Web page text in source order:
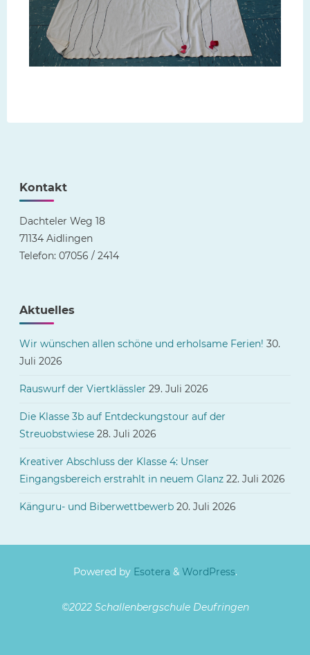
Kontakt
Dachteler Weg 18
71134 Aidlingen
Telefon: 07056 / 2414
Aktuelles
Wir wünschen allen schöne und erholsame Ferien! 30.
Juli 2026
Rauswurf der Viertklässler 29. Juli 2026
Die Klasse 3b auf Entdeckungstour auf der
Streuobstwiese 28. Juli 2026
Kreativer Abschluss der Klasse 4: Unser
Eingangsbereich erstrahlt in neuem Glanz 22. Juli 2026
Känguru- und Biberwettbewerb 20. Juli 2026
Powered byEsotera & WordPress.
©2022 Schallenbergschule Deufringen